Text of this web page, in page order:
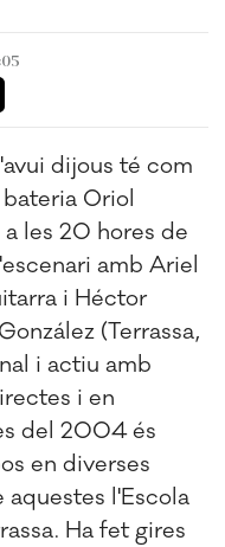
dijous té com
Oriol
les 20 hores de
amb Ariel
i Héctor
(Terrassa,
i actiu amb
i en
del 2004 és
en diverses
aquestes l'Escola
Ha fet gires